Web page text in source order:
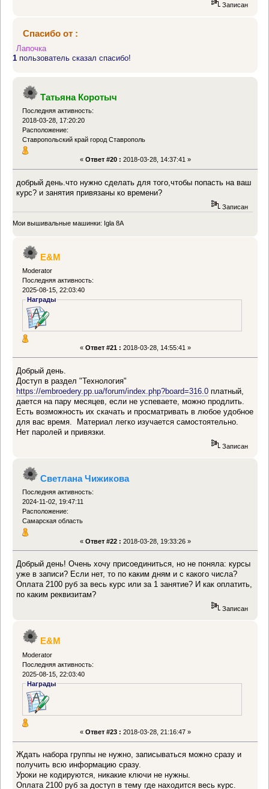
Записан
Спасибо от :
Лапочка
1 пользователь сказал спасибо!
Татьяна Коротыч
Последняя активность:
2018-03-28, 17:20:20
Расположение:
Ставропольский край город Ставрополь
« Ответ #20 : 2018-03-28, 14:37:41 »
добрый день.что нужно сделать для того,чтобы попасть на ваш
курс? и занятия привязаны ко времени?
Записан
Мои вышивальные машинки: Igla 8A
E&M
Moderator
Последняя активность:
2025-08-15, 22:03:40
Награды
« Ответ #21 : 2018-03-28, 14:55:41 »
Добрый день.
Доступ в раздел "Технология"
https://embroedery.pp.ua/forum/index.php?board=316.0 платный,
дается на пару месяцев, если не успеваете, можно продлить.
Есть возможность их скачать и просматривать в любое удобное
для вас время. Материал легко изучается самостоятельно.
Нет паролей и привязки.
Записан
Светлана Чижикова
Последняя активность:
2024-11-02, 19:47:11
Расположение:
Самарская область
« Ответ #22 : 2018-03-28, 19:33:26 »
Добрый день! Очень хочу присоединиться, но не поняла: курсы
уже в записи? Если нет, то по каким дням и с какого числа?
Оплата 2100 руб за весь курс или за 1 занятие? И как оплатить,
по каким реквизитам?
Записан
E&M
Moderator
Последняя активность:
2025-08-15, 22:03:40
Награды
« Ответ #23 : 2018-03-28, 21:16:47 »
Ждать набора группы не нужно, записываться можно сразу и
получить всю информацию сразу.
Уроки не кодируются, никакие ключи не нужны.
Оплата 2100 руб за доступ в тему где находится весь курс.